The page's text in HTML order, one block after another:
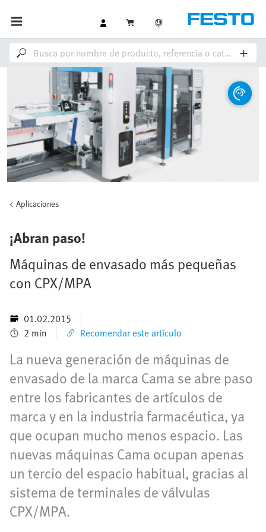
Aplicaciones
¡Abran paso!
Máquinas de envasado más pequeñas
con CPX/MPA
01.02.2015
2 min
Recomendar este artículo
La nueva generación de máquinas de
envasado de la marca Cama se abre paso
entre los fabricantes de artículos de
marca y en la industria farmacéutica, ya
que ocupan mucho menos espacio. Las
nuevas máquinas Cama ocupan apenas
un tercio del espacio habitual, gracias al
sistema de terminales de válvulas
CPX/MPA.